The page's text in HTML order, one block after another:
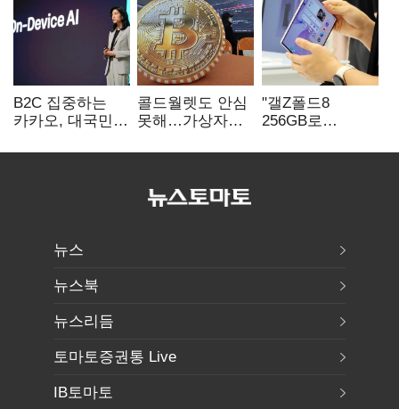
B2C 집중하는
카카오, 대국민
AI' 사활
콜드월렛도 안심
못해…가상자산
'보안 시험대'
"갤Z폴드8
256GB로
추가"
뉴스
뉴스북
뉴스리듬
토마토증권통 Live
IB토마토